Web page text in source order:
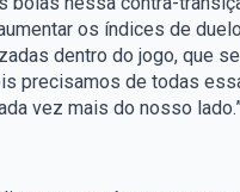
os índices de
dentro do jogo, que
precisamos de todas
vez mais do nosso